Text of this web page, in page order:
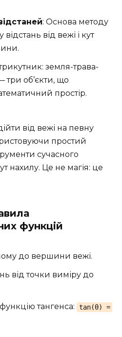
: Основа методу
від вежі і кут
земля-трава-
три об’єкти, що
простір.
від вежі на певну
простий
сучасного
нахилу. Це не магія: це
функцій
до вершини вежі.
від точки виміру до
тангенса:
tan(θ) =